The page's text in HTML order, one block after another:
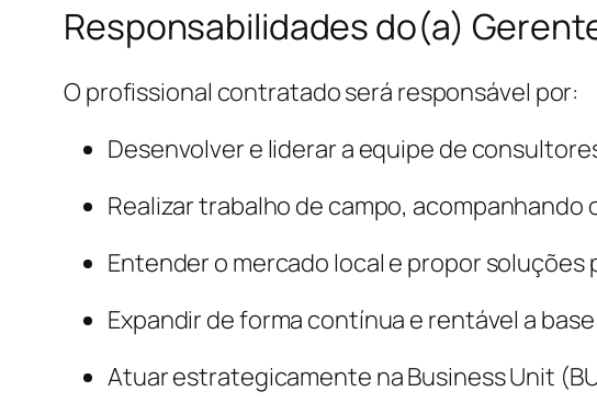
Responsabilidades do(a)
O profissional contratado será responsável por:
Desenvolver e liderar a equipe de
Realizar trabalho de campo,
Entender o mercado local e propor
Expandir de forma contínua e rentável a
Atuar estrategicamente na Business Unit